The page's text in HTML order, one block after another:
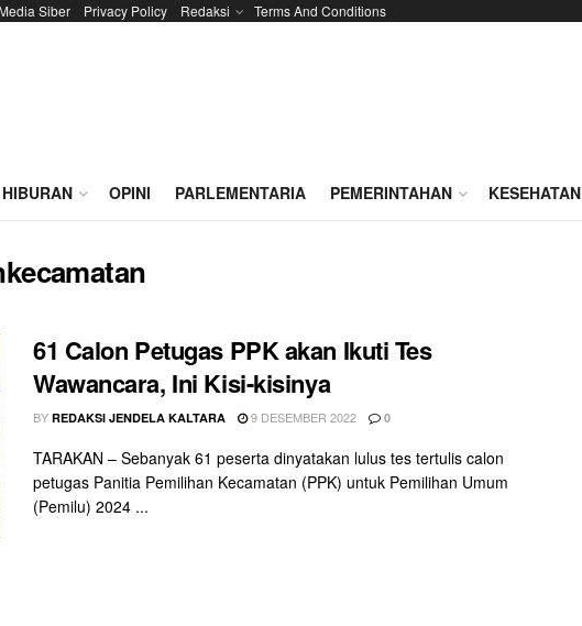
Siber Privacy Policy Redaksi Terms And Conditions
HIBURAN OPINI PARLEMENTARIA PEMERINTAHAN KESEHATAN
61 Calon Petugas PPK akan Ikuti Tes
Wawancara, Ini Kisi-kisinya
BY REDAKSI JENDELA KALTARA 9 DESEMBER 2022 0
TARAKAN – Sebanyak 61 peserta dinyatakan lulus tes tertulis calon
petugas Panitia Pemilihan Kecamatan (PPK) untuk Pemilihan Umum
(Pemilu) 2024 ...